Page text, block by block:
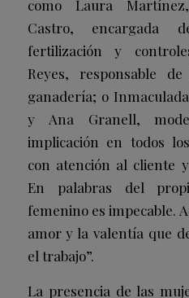
como Laura
Castro, encargada
fertilización y
Reyes, responsable
ganadería; o
y Ana Granell,
implicación en todos
con atención al cliente
En palabras del
femenino es impecable.
amor y la valentía que
el trabajo”.
La presencia de las